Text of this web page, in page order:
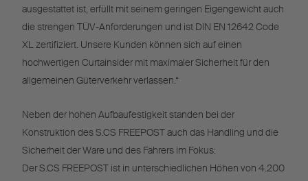
ausgestattet ist, erfüllt mit seinem geringen Eigengewicht auch
die strengen TÜV-Anforderungen und ist DIN EN 12642 Code
XL zertifiziert. Unsere Kunden können sich auf einen
hochwertigen Curtainsider mit maximaler Sicherheit für den
allgemeinen Güterverkehr verlassen.“
Neben der hohen Aufbaufestigkeit standen bei der
Konstruktion des S.CS FREEPOST auch das Handling und die
Sicherheit der Ware und des Fahrers im Fokus:
Der S.CS FREEPOST ist in unterschiedlichen Höhen von 4.200